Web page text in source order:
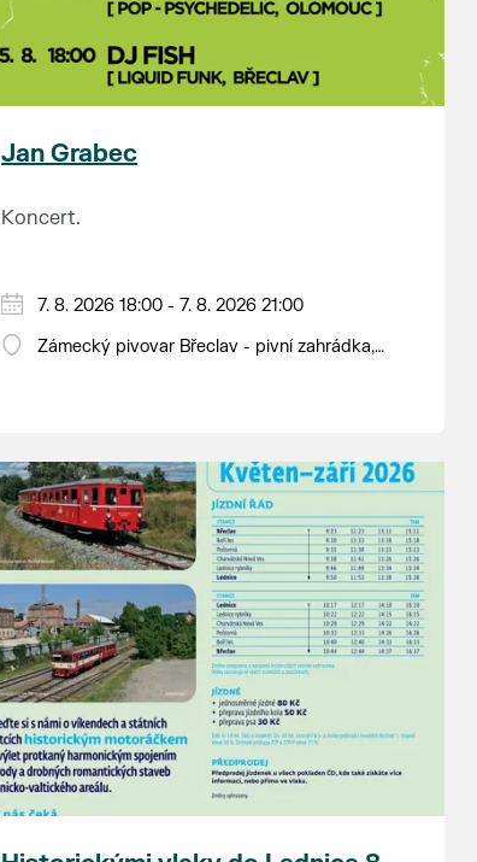
Jan Grabec
Koncert.
7. 8. 2026 18:00 - 7. 8. 2026 21:00
Zámecký pivovar Břeclav - pivní zahrádka,